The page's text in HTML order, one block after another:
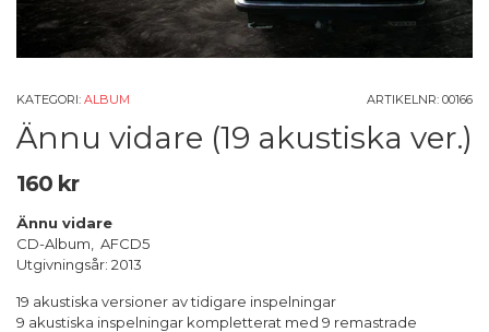
ARTIKELNR: 00166
KATEGORI: ALBUM
Ännu vidare (19 akustiska ver.)
160 kr
Ännu vidare
CD-Album, AFCD5
Utgivningsår: 2013
19 akustiska versioner av tidigare inspelningar
9 akustiska inspelningar kompletterat med 9 remastrade